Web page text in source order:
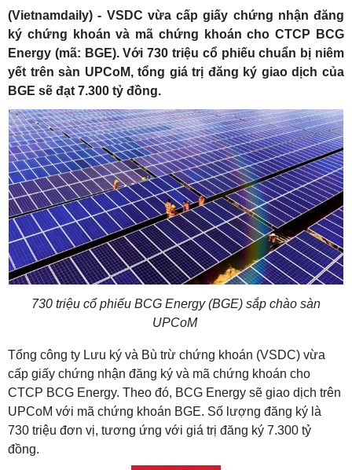
(Vietnamdaily) - VSDC vừa cấp giấy chứng nhận đăng
ký chứng khoán và mã chứng khoán cho CTCP BCG
Energy (mã: BGE). Với 730 triệu cổ phiếu chuẩn bị niêm
yết trên sàn UPCoM, tổng giá trị đăng ký giao dịch của
BGE sẽ đạt 7.300 tỷ đồng.
730 triệu cổ phiếu BCG Energy (BGE) sắp chào sàn
UPCoM
Tổng công ty Lưu ký và Bù trừ chứng khoán (VSDC) vừa
cấp giấy chứng nhận đăng ký và mã chứng khoán cho
CTCP BCG Energy. Theo đó, BCG Energy sẽ giao dịch trên
UPCoM với mã chứng khoán BGE. Số lượng đăng ký là
730 triệu đơn vị, tương ứng với giá trị đăng ký 7.300 tỷ
đồng.